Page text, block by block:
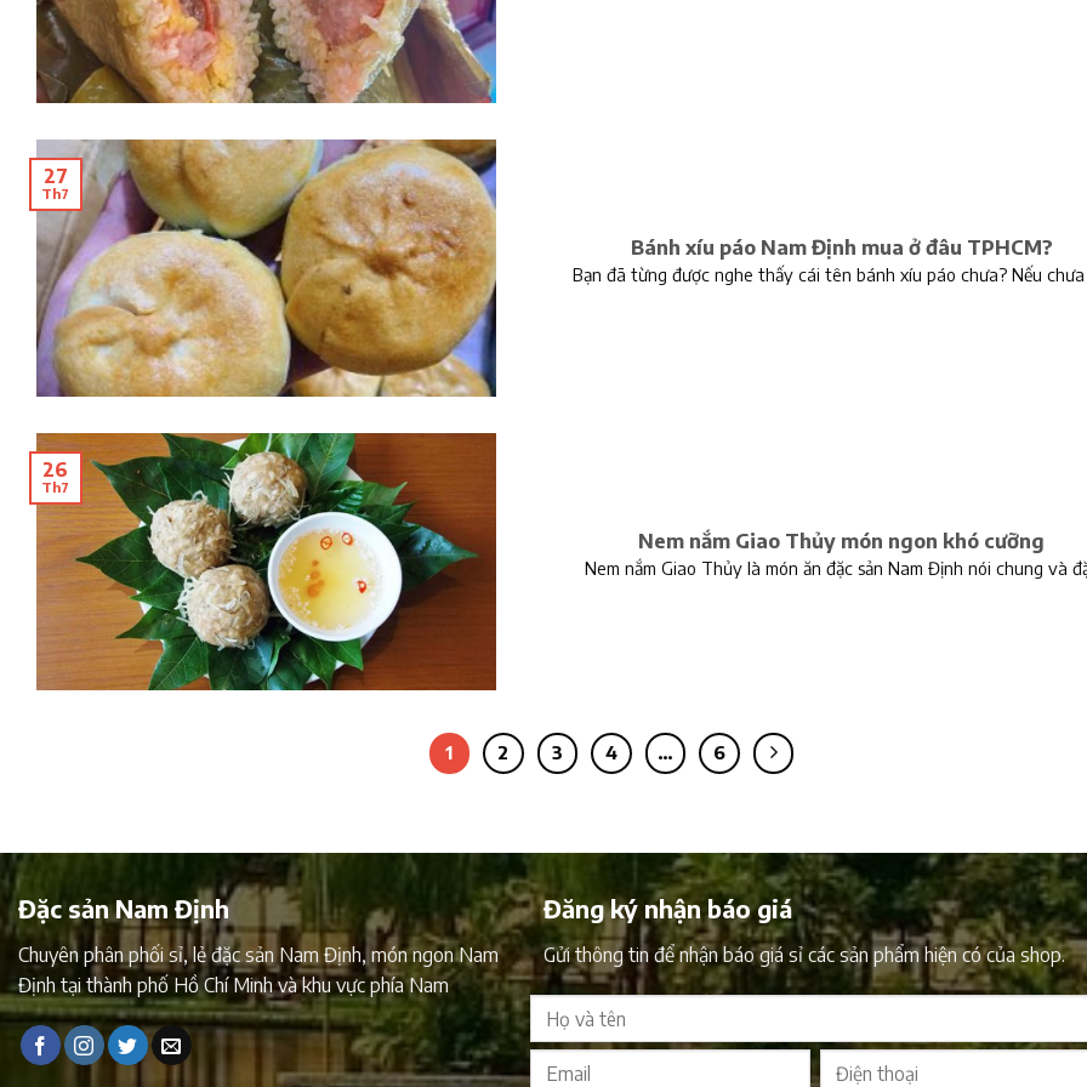
Bánh xíu páo Nam Định mua ở đâu TPHCM?
Bạn đã từng được nghe thấy cái tên bánh xíu páo chưa? Nếu
27
Th7
Nem nắm Giao Thủy món ngon khó cưỡng
Nem nắm Giao Thủy là món ăn đặc sản Nam Định nói chung và
26
Th7
1 2 3 4 … 6
Đặc sản Nam Định
Chuyên phân phối sỉ, lẻ đặc sản Nam Định, món ngon Nam
Định tại thành phố Hồ Chí Minh và khu vực phía Nam
Đăng ký nhận báo giá
Gửi thông tin để nhận báo giá sỉ các sản phẩm hiện có của shop.